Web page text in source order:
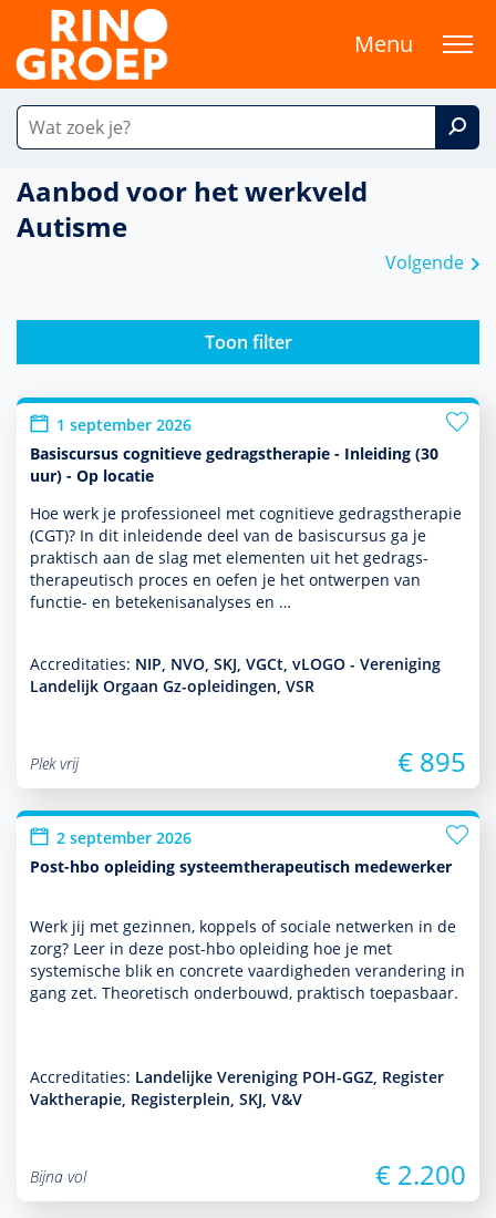
Menu
Aanbod voor het werkveld
Autisme
Volgende
Toon filter
1 september 2026
Basiscursus cognitieve gedragstherapie - Inleiding (30
uur) - Op locatie
Hoe werk je professioneel met cogni­tieve gedrags­thera­pie
(CGT)? In dit inleidende deel van de basis­cursus ga je
prak­tisch aan de slag met elementen uit het gedrags­
thera­peu­tisch proces en oefen je het ontwerpen van
functie- en bete­kenisanalyses en …
Accreditaties: NIP, NVO, SKJ, VGCt, vLOGO - Vereniging
Landelijk Orgaan Gz-opleidingen, VSR
Plek vrij € 895
2 september 2026
Post-hbo opleiding systeemtherapeutisch medewerker
Werk jij met gezin­nen, koppels of sociale netwerken in de
zorg? Leer in deze post-hbo opleiding hoe je met
systemische blik en concrete vaar­dig­heden veran­de­ring in
gang zet. Theoretisch onderbouwd, prak­tisch toepasbaar.
Accreditaties: Landelijke Vereniging POH-GGZ, Register
Vaktherapie, Registerplein, SKJ, V&V
Bijna vol € 2.200